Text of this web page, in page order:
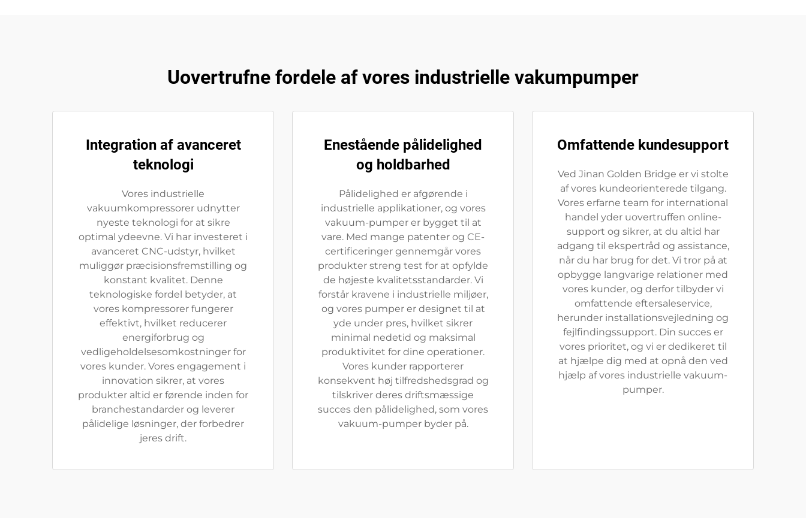
Uovertrufne fordele af vores industrielle vakumpumper
Integration af avanceret
teknologi
Vores industrielle
vakuumkompressorer udnytter
nyeste teknologi for at sikre
optimal ydeevne. Vi har investeret i
avanceret CNC-udstyr, hvilket
muliggør præcisionsfremstilling og
konstant kvalitet. Denne
teknologiske fordel betyder, at
vores kompressorer fungerer
effektivt, hvilket reducerer
energiforbrug og
vedligeholdelsesomkostninger for
vores kunder. Vores engagement i
innovation sikrer, at vores
produkter altid er førende inden for
branchestandarder og leverer
pålidelige løsninger, der forbedrer
jeres drift.
Enestående pålidelighed
og holdbarhed
Pålidelighed er afgørende i
industrielle applikationer, og vores
vakuum-pumper er bygget til at
vare. Med mange patenter og CE-
certificeringer gennemgår vores
produkter streng test for at opfylde
de højeste kvalitetsstandarder. Vi
forstår kravene i industrielle miljøer,
og vores pumper er designet til at
yde under pres, hvilket sikrer
minimal nedetid og maksimal
produktivitet for dine operationer.
Vores kunder rapporterer
konsekvent høj tilfredshedsgrad og
tilskriver deres driftsmæssige
succes den pålidelighed, som vores
vakuum-pumper byder på.
Omfattende kundesupport
Ved Jinan Golden Bridge er vi stolte
af vores kundeorienterede tilgang.
Vores erfarne team for international
handel yder uovertruffen online-
support og sikrer, at du altid har
adgang til ekspertråd og assistance,
når du har brug for det. Vi tror på at
opbygge langvarige relationer med
vores kunder, og derfor tilbyder vi
omfattende eftersaleservice,
herunder installationsvejledning og
fejlfindingssupport. Din succes er
vores prioritet, og vi er dedikeret til
at hjælpe dig med at opnå den ved
hjælp af vores industrielle vakuum-
pumper.